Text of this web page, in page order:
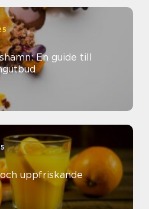
En guide till
uppfriskande